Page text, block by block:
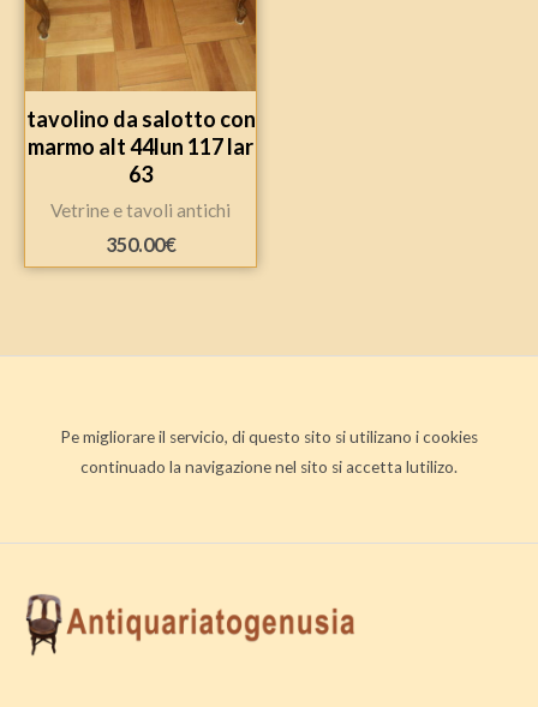
tavolino da salotto con
marmo alt 44lun 117 lar
63
Vetrine e tavoli antichi
350.00€
Pe migliorare il servicio, di questo sito si utilizano i cookies
continuado la navigazione nel sito si accetta lutilizo.